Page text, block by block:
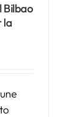
Bilbao
la